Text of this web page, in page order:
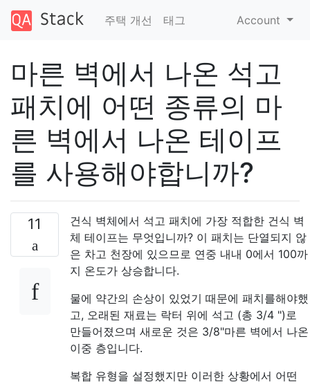
주택 개선 태그 Account
마른 벽에서 나온 석고
패치에 어떤 종류의 마
른 벽에서 나온 테이프
를 사용해야합니까?
11
건식 벽체에서 석고 패치에 가장 적합한 건식 벽
체 테이프는 무엇입니까? 이 패치는 단열되지 않
은 차고 천장에 있으므로 연중 내내 0에서 100까
지 온도가 상승합니다.
물에 약간의 손상이 있었기 때문에 패치를해야했
고, 오래된 재료는 락터 위에 석고 (총 3/4 ")로
만들어졌으며 새로운 것은 3/8"마른 벽에서 나온
이중 층입니다.
복합 유형을 설정했지만 이러한 상황에서 어떤